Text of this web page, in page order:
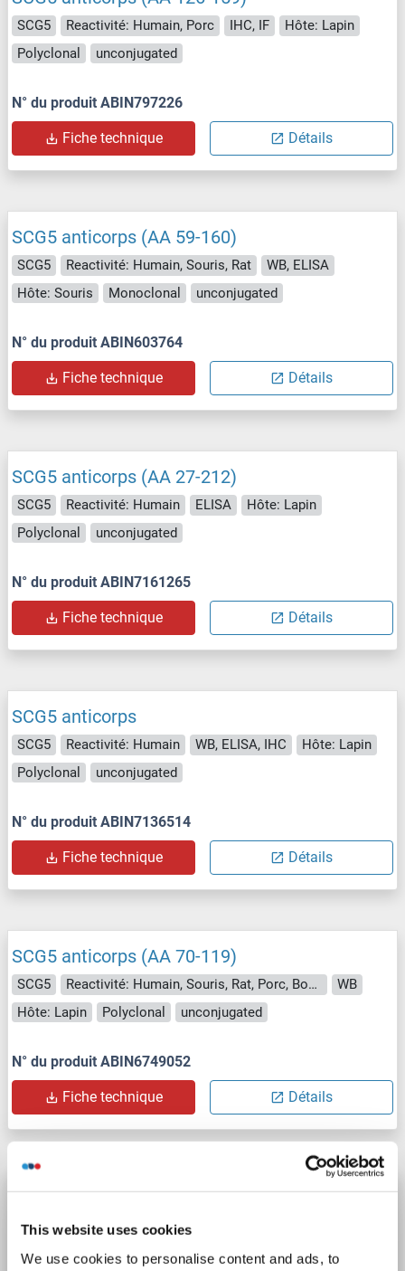
This website uses cookies
We use cookies to personalise content and ads, to
SCG5 Reactivité: Humain, Porc IHC, IF
Hôte: Lapin
Polyclonal
unconjugated
N° du produit ABIN797226
Fiche technique Détails
SCG5 anticorps (AA 59-160)
SCG5 Reactivité: Humain, Souris, Rat
WB, ELISA
Hôte: Souris
Monoclonal unconjugated
N° du produit ABIN603764
Fiche technique Détails
SCG5 anticorps (AA 27-212)
SCG5 Reactivité: Humain ELISA
Hôte: Lapin
Polyclonal
unconjugated
N° du produit ABIN7161265
Fiche technique Détails
SCG5 anticorps
SCG5 Reactivité: Humain WB, ELISA, IHC
Hôte: Lapin
Polyclonal
unconjugated
N° du produit ABIN7136514
Fiche technique Détails
SCG5 anticorps (AA 70-119)
SCG5 Reactivité: Humain, Souris, Rat, Porc, Boeuf (Vache), Chien, Cobaye, Singe, Cheval, Poisson zèbre (Danio rerio), Roussette (Chauve-souris), Poulet
WB
Hôte: Lapin
Polyclonal unconjugated
N° du produit ABIN6749052
Fiche technique Détails
SCG5 anticorps (AA 1-100) (AbBy Fluor® 350)
SCG5 Reactivité: Souris, Rat
Hôte: Lapin
Polyclonal AbBy Fluor® 350